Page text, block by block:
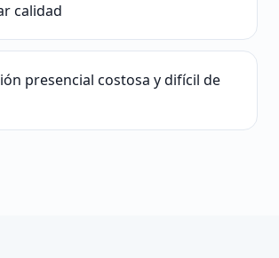
calidad
presencial costosa y difícil de